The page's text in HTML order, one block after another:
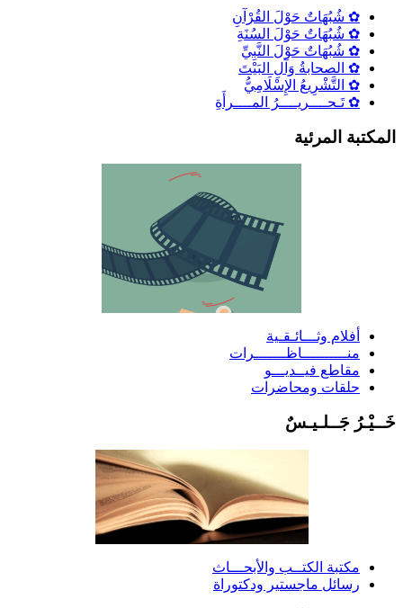
✿ شُبُهَاتٌ حَوْلَ القُرْآنِ
✿ شُبُهَاتٌ حَوْلَ السُنَةِ
✿ شُبُهَاتٌ حَوْلَ النَّبِيِّ
✿ الصحابةُ وَآلِ البَيْتَ
✿ التَّشْرِيعُ الإِسْلَامِيُّ
✿ تَـحــــريــــرُ المــــرأَةِ
المرئية
أفلام وثـــائـقـية
منــــــــــاظـــــــرات
مقاطع فيــديـــو
حلقات ومحاضرات
جَــلـيـسٌ
مكتبة الكتــب والأبحـــاث
رسائل ماجستير ودكتوراة